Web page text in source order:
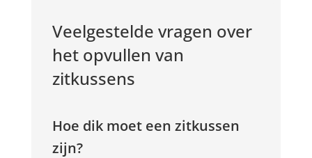
Veelgestelde vragen over
het opvullen van
zitkussens
Hoe dik moet een zitkussen
zijn?